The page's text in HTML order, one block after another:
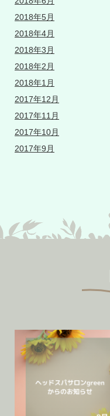
2018年5月
2018年4月
2018年3月
2018年2月
2018年1月
2017年12月
2017年11月
2017年10月
2017年9月